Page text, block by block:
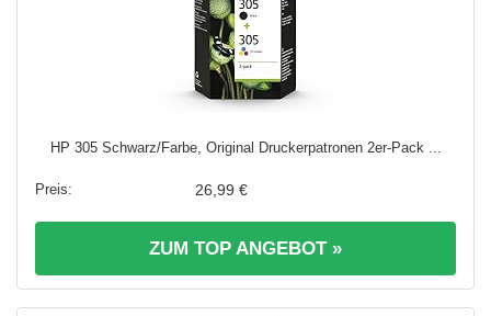
HP 305 Schwarz/Farbe, Original Druckerpatronen 2er-Pack ...
26,99 €
ZUM TOP ANGEBOT »